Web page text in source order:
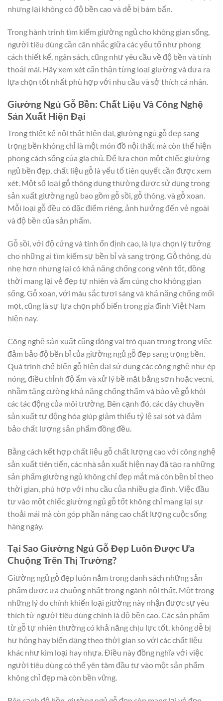
nhưng lại không có độ bền cao và dễ bị bám bẩn.
Trong hành trình tìm kiếm giường ngủ cho không gian sống,
người tiêu dùng cần cân nhắc giữa các yếu tố như phong
cách thiết kế, ngân sách, cũng như yêu cầu về độ bền và tính
thoải mái. Hãy xem xét cẩn thận từng loại giường và đưa ra
lựa chọn tốt nhất phù hợp với nhu cầu và sở thích cá nhân.
Giường Ngủ Gỗ Bền: Chất Liệu Và Công Nghệ
Sản Xuất Hiện Đại
Trong thiết kế nội thất hiện đại, giường ngủ gỗ đẹp sang
trọng bền không chỉ là một món đồ nội thất mà còn thể hiện
phong cách sống của gia chủ. Để lựa chọn một chiếc giường
ngủ bền đẹp, chất liệu gỗ là yếu tố tiên quyết cần được xem
xét. Một số loại gỗ thông dụng thường được sử dụng trong
sản xuất giường ngủ bao gồm gỗ sồi, gỗ thông, và gỗ xoan.
Mỗi loại gỗ đều có đặc điểm riêng, ảnh hưởng đến vẻ ngoài
và độ bền của sản phẩm.
Gỗ sồi, với độ cứng và tính ổn định cao, là lựa chọn lý tưởng
cho những ai tìm kiếm sự bền bỉ và sang trọng. Gỗ thông, dù
nhẹ hơn nhưng lại có khả năng chống cong vênh tốt, đồng
thời mang lại vẻ đẹp tự nhiên và ấm cúng cho không gian
sống. Gỗ xoan, với màu sắc tươi sáng và khả năng chống mối
mọt, cũng là sự lựa chọn phổ biến trong gia đình Việt Nam
hiện nay.
Công nghệ sản xuất cũng đóng vai trò quan trọng trong việc
đảm bảo độ bền bỉ của giường ngủ gỗ đẹp sang trọng bền.
Quá trình chế biến gỗ hiện đại sử dụng các công nghệ như ép
nóng, điều chỉnh độ ẩm và xử lý bề mặt bằng sơn hoặc vecni,
nhằm tăng cường khả năng chống thấm và bảo vệ gỗ khỏi
các tác động của môi trường. Bên cạnh đó, các dây chuyền
sản xuất tự động hóa giúp giảm thiểu tỷ lệ sai sót và đảm
bảo chất lượng sản phẩm đồng đều.
Bằng cách kết hợp chất liệu gỗ chất lượng cao với công nghệ
sản xuất tiên tiến, các nhà sản xuất hiện nay đã tạo ra những
sản phẩm giường ngủ không chỉ đẹp mắt mà còn bền bỉ theo
thời gian, phù hợp với nhu cầu của nhiều gia đình. Việc đầu
tư vào một chiếc giường ngủ gỗ tốt không chỉ mang lại sự
thoải mái mà còn góp phần nâng cao chất lượng cuộc sống
hàng ngày.
Tại Sao Giường Ngủ Gỗ Đẹp Luôn Được Ưa
Chuộng Trên Thị Trường?
Giường ngủ gỗ đẹp luôn nằm trong danh sách những sản
phẩm được ưa chuộng nhất trong ngành nội thất. Một trong
những lý do chính khiến loại giường này nhận được sự yêu
thích từ người tiêu dùng chính là độ bền cao. Các sản phẩm
từ gỗ tự nhiên thường có khả năng chịu lực tốt, không dễ bị
hư hỏng hay biến dạng theo thời gian so với các chất liệu
khác như kim loại hay nhựa. Điều này đồng nghĩa với việc
người tiêu dùng có thể yên tâm đầu tư vào một sản phẩm
không chỉ đẹp mà còn bền vững.